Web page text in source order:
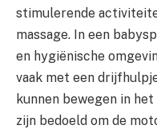
stimulerende
massage. In een
en hygiënische
vaak met een
kunnen bewegen in
zijn bedoeld om de